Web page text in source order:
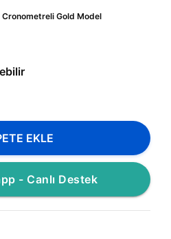
Gold Model
EKLE
- Canlı Destek